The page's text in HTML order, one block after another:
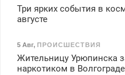
Три ярких события в
августе
5 Авг, ПРОИСШЕСТВИЯ
Жительницу Урюпинска
наркотиком в Волгограде